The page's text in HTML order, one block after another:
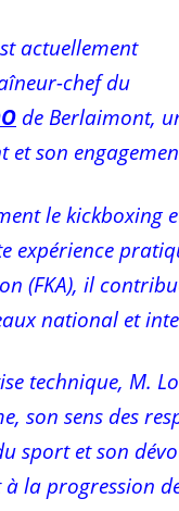
actuellement
chef du
de Berlaimont,
et son
le kickboxing
expérience
(FKA), il
national et
technique, M.
son sens des
sport et son
à la progression